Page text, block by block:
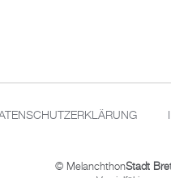
© MelanchthonStadt